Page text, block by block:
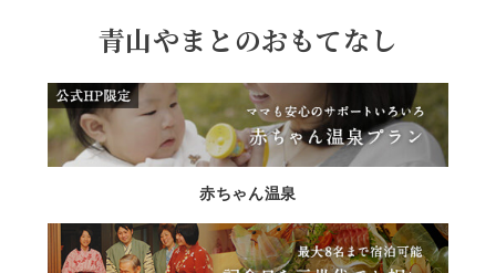
青山やまとのおもてなし
赤ちゃん温泉